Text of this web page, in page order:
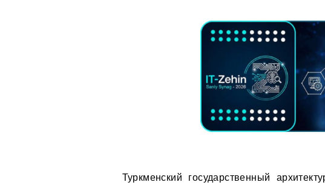
Туркменский государственный